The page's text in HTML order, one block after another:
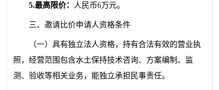
5.最高限价： 人民币6万元。
三、邀请比价申请人资格条件
（一）具有独立法人资格，持有合法有效的营业执
照，经营范围包含水土保持技术咨询、方案编制、监
测、验收等相关业务，能独立承担民事责任。